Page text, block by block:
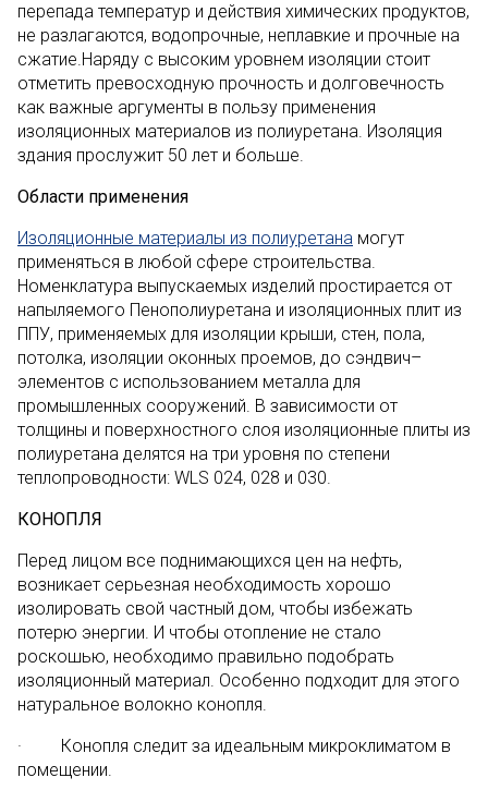
перепада температур и действия химических продуктов,
не разлагаются, водопрочные, неплавкие и прочные на
сжатие.Наряду с высоким уровнем изоляции стоит
отметить превосходную прочность и долговечность
как важные аргументы в пользу применения
изоляционных материалов из полиуретана. Изоляция
здания прослужит 50 лет и больше.
Области применения
Изоляционные материалы из полиуретана могут
применяться в любой сфере строительства.
Номенклатура выпускаемых изделий простирается от
напыляемого Пенополиуретана и изоляционных плит из
ППУ, применяемых для изоляции крыши, стен, пола,
потолка, изоляции оконных проемов, до сэндвич–
элементов с использованием металла для
промышленных сооружений. В зависимости от
толщины и поверхностного слоя изоляционные плиты из
полиуретана делятся на три уровня по степени
теплопроводности: WLS 024, 028 и 030.
КОНОПЛЯ
Перед лицом все поднимающихся цен на нефть,
возникает серьезная необходимость хорошо
изолировать свой частный дом, чтобы избежать
потерю энергии. И чтобы отопление не стало
роскошью, необходимо правильно подобрать
изоляционный материал. Особенно подходит для этого
натуральное волокно конопля.
· Конопля следит за идеальным микроклиматом в
помещении.